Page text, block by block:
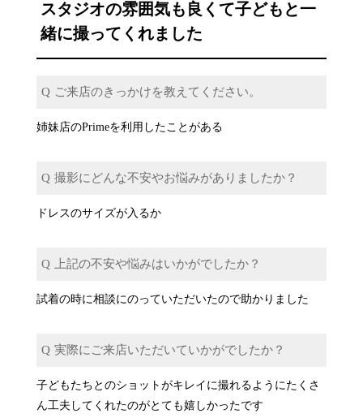
スタジオの雰囲気も良くて子どもと一
緒に撮ってくれました
ご来店のきっかけを教えてください。
姉妹店のPrimeを利用したことがある
撮影にどんな不安やお悩みがありましたか？
ドレスのサイズが入るか
上記の不安や悩みはいかがでしたか？
試着の時に相談にのっていただいたので助かりました
実際にご来店いただいていかがでしたか？
子どもたちとのショットがキレイに撮れるようにたくさ
ん工夫してくれたのがとても嬉しかったです